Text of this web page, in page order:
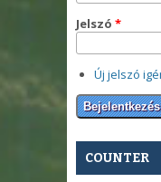
Jelszó *
Új jelszó
COUNTER